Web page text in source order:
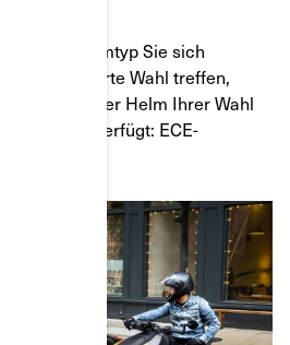
welchen Helmtyp Sie sich
eine fundierte Wahl treffen,
dass der Helm Ihrer Wahl
verfügt: ECE-